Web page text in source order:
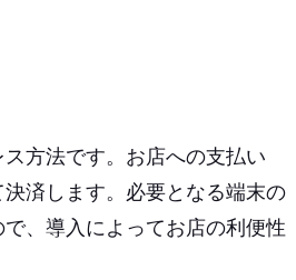
方法です。お店への支払い
済します。必要となる端末の
、導入によってお店の利便性